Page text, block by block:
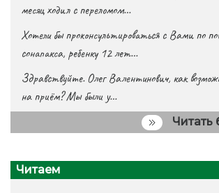
месяц ходил с переломом…
Хотели бы проконсультироваться с Вами по
сонапакса, ребенку 12 лет…
Здравствуйте. Олег Валентинович, как
на приём? Мы были у…
Читать
Читаем